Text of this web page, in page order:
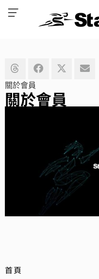
關於會員
關於會員
首頁